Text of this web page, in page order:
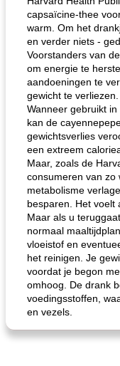
capsaïcine-thee
warm. Om het
en verder niets -
Voorstanders van
om energie te
aandoeningen te
gewicht te verliezen.
Wanneer gebruikt
kan de
gewichtsverlies
een extreem
Maar, zoals de
consumeren van zo
metabolisme
besparen. Het voelt
Maar als u
normaal
vloeistof en
het reinigen. Je
voordat je begon
omhoog. De drank
voedingsstoffen,
en vezels.